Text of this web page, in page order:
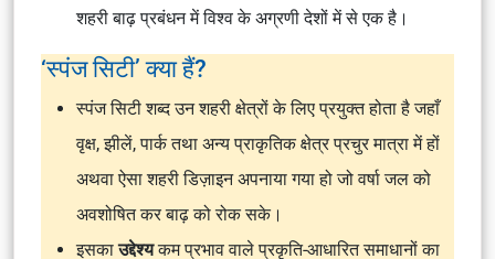
शहरी बाढ़ प्रबंधन में विश्व के अग्रणी देशों में से एक है।
‘स्पंज सिटी’ क्या हैं?
स्पंज सिटी शब्द उन शहरी क्षेत्रों के लिए प्रयुक्त होता है जहाँ
वृक्ष, झीलें, पार्क तथा अन्य प्राकृतिक क्षेत्र प्रचुर मात्रा में हों
अथवा ऐसा शहरी डिज़ाइन अपनाया गया हो जो वर्षा जल को
अवशोषित कर बाढ़ को रोक सके।
इसकाउद्देश्यकम प्रभाव वाले प्रकृति-आधारित समाधानों का